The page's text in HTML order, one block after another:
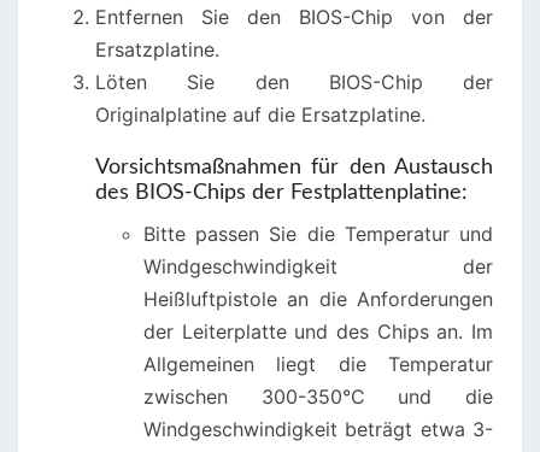
Entfernen Sie den BIOS-Chip von der
Ersatzplatine.
Löten Sie den BIOS-Chip der
Originalplatine auf die Ersatzplatine.
Vorsichtsmaßnahmen für den Austausch
des BIOS-Chips der Festplattenplatine:
Bitte passen Sie die Temperatur und
Windgeschwindigkeit der
Heißluftpistole an die Anforderungen
der Leiterplatte und des Chips an. Im
Allgemeinen liegt die Temperatur
zwischen 300-350°C und die
Windgeschwindigkeit beträgt etwa 3-